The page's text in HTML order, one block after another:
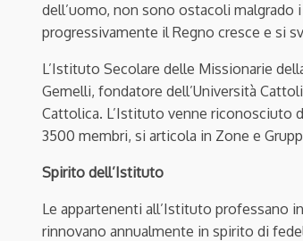
dell’uomo, non sono ostacoli malgrado
progressivamente il Regno cresce e si
L’Istituto Secolare delle Missionarie
Gemelli, fondatore dell’Università
Cattolica. L’Istituto venne riconosciuto
3500 membri, si articola in Zone e
Spirito dell’Istituto
Le appartenenti all’Istituto professano
rinnovano annualmente in spirito di